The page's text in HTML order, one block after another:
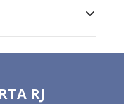
RJ